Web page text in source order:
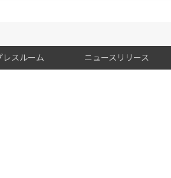
レスルーム ニュースリリース